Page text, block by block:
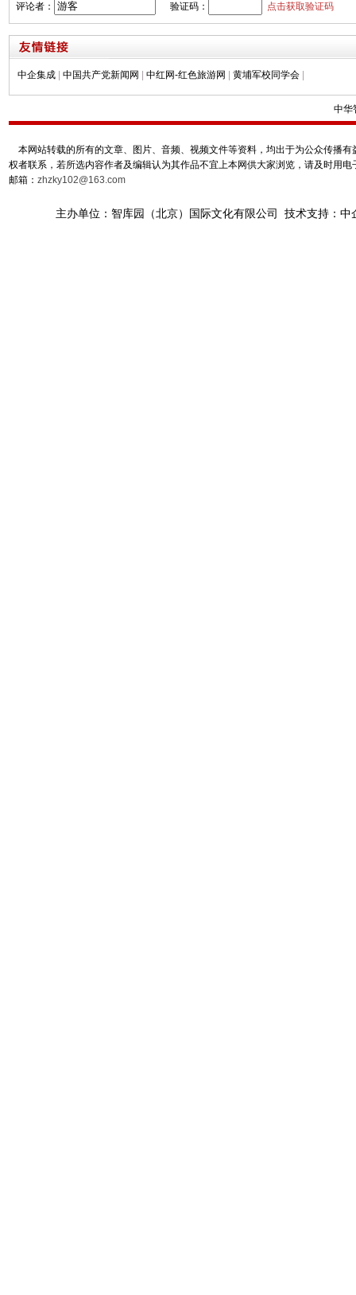
评论者： 验证码： 点击获取验证码
中企集成 中国共产党新闻网 中红网-红色旅游网 黄埔军校同学会
中华
本网站转载的所有的文章、图片、音频、视频文件等资料，均出于为公众传播
权者联系，若所选内容作者及编辑认为其作品不宜上本网供大家浏览，请及时用
邮箱： zhzky102@163.com
主办单位：智库园（北京）国际文化有限公司 技术支持：